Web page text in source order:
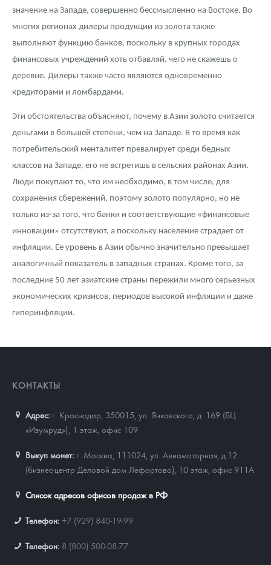
значение на Западе, совершенно бессмысленно на Востоке. Во
многих регионах дилеры продукции из золота также
выполняют функцию банков, поскольку в крупных городах
финансовых учреждений хоть отбавляй, чего не скажешь о
деревне. Дилеры также часто являются одновременно
кредиторами и ломбардами.
Эти обстоятельства объясняют, почему в Азии золото считается
деньгами в большей степени, чем на Западе. В то время как
потребительский менталитет превалирует среди бедных
классов на Западе, его не встретишь в сельских районах Азии.
Люди покупают то, что им необходимо, в том числе, для
сохранения сбережений, поэтому золото популярно, но не
только из-за того, что банки и соответствующие «финансовые
инновации» отсутствуют, а поскольку население страдает от
инфляции. Ее уровень в Азии обычно значительно превышает
аналогичный показатель в западных странах. Кроме того, за
последние 50 лет азиатские страны пережили много серьезных
экономических кризисов, периодов высокой инфляции и даже
гиперинфляции.
КОНТАКТЫ
Адрес: г. Краснодар, 350015 ул. Янковского, д. 169 (БЦ
«Изумруд»), 1 этаж, офис 109
Выкуп монет: г. Москва, 111024, ул. Авиамоторная, д.12
(бизнес-центр Деловой дом Лефортово), 10 этаж, офис 911А
Список адресов офисов продаж в РФ
Телефон: +7 (929) 840-19-99
Телефон: 8 (800) 500-08-77